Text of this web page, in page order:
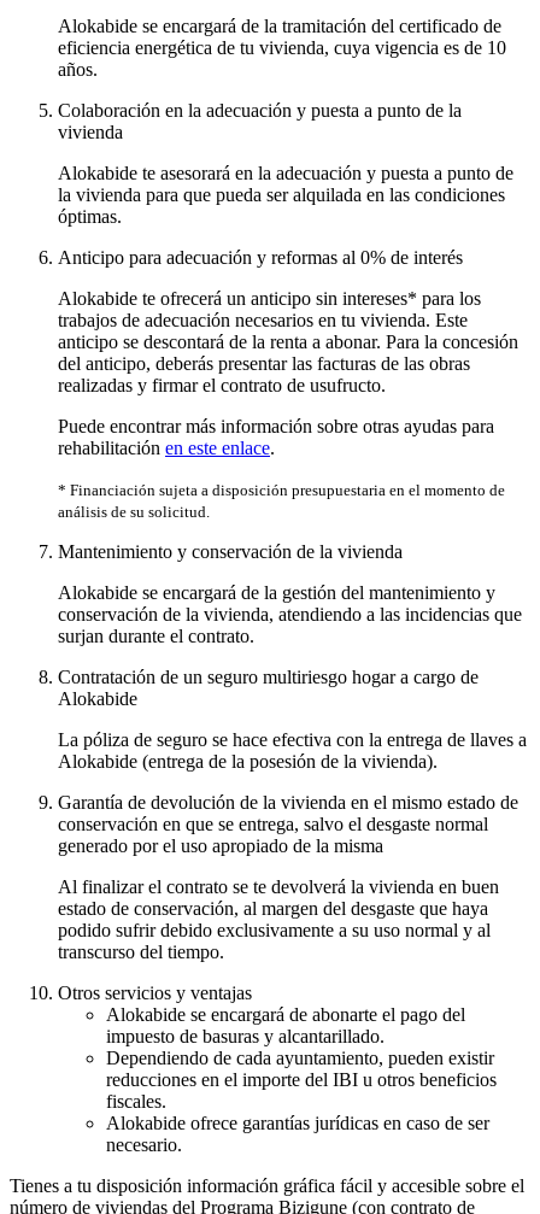
Alokabide se encargará de la tramitación del certificado de
eficiencia energética de tu vivienda, cuya vigencia es de 10
años.
Colaboración en la adecuación y puesta a punto de la
vivienda
Alokabide te asesorará en la adecuación y puesta a punto de
la vivienda para que pueda ser alquilada en las condiciones
óptimas.
Anticipo para adecuación y reformas al 0% de interés
Alokabide te ofrecerá un anticipo sin intereses* para los
trabajos de adecuación necesarios en tu vivienda. Este
anticipo se descontará de la renta a abonar. Para la concesión
del anticipo, deberás presentar las facturas de las obras
realizadas y firmar el contrato de usufructo.
Puede encontrar más información sobre otras ayudas para
rehabilitación en este enlace.
* Financiación sujeta a disposición presupuestaria en el momento de
análisis de su solicitud.
Mantenimiento y conservación de la vivienda
Alokabide se encargará de la gestión del mantenimiento y
conservación de la vivienda, atendiendo a las incidencias que
surjan durante el contrato.
Contratación de un seguro multiriesgo hogar a cargo de
Alokabide
La póliza de seguro se hace efectiva con la entrega de llaves a
Alokabide (entrega de la posesión de la vivienda).
Garantía de devolución de la vivienda en el mismo estado de
conservación en que se entrega, salvo el desgaste normal
generado por el uso apropiado de la misma
Al finalizar el contrato se te devolverá la vivienda en buen
estado de conservación, al margen del desgaste que haya
podido sufrir debido exclusivamente a su uso normal y al
transcurso del tiempo.
Otros servicios y ventajas
Alokabide se encargará de abonarte el pago del
impuesto de basuras y alcantarillado.
Dependiendo de cada ayuntamiento, pueden existir
reducciones en el importe del IBI u otros beneficios
fiscales.
Alokabide ofrece garantías jurídicas en caso de ser
necesario.
Tienes a tu disposición información gráfica fácil y accesible sobre el
número de viviendas del Programa Bizigune (con contrato de